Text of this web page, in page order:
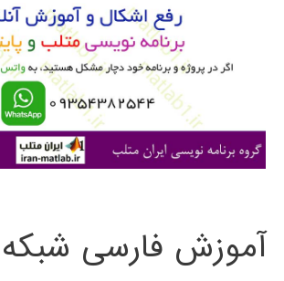
ی
آموزش فارسی